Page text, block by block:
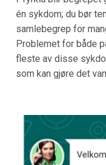
én sykdom; du bør
samlebegrep for
Problemet for både
fleste av disse
som kan gjøre det